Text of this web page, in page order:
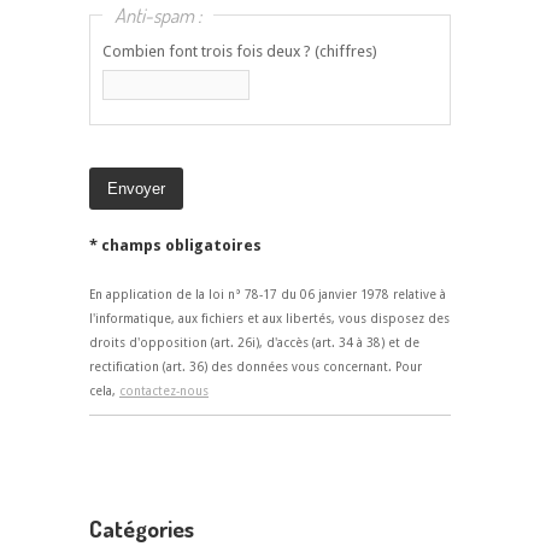
Anti-spam :
Combien font trois fois deux ? (chiffres)
* champs obligatoires
En application de la loi n° 78-17 du 06 janvier 1978 relative à
l'informatique, aux fichiers et aux libertés, vous disposez des
droits d'opposition (art. 26i), d'accès (art. 34 à 38) et de
rectification (art. 36) des données vous concernant. Pour
cela, contactez-nous
Catégories